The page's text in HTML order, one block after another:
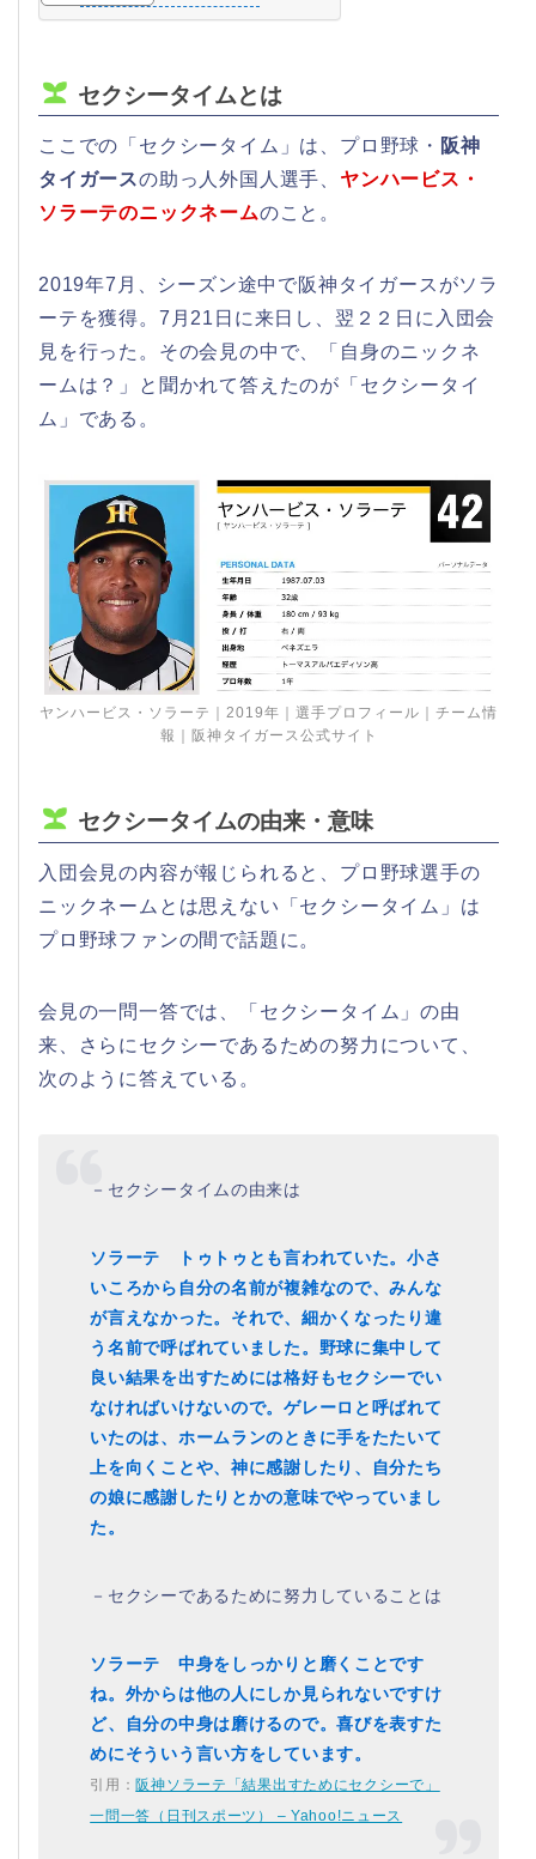
セクシータイムとは
ここでの「セクシータイム」は、プロ野球・ 阪神
タイガースの助っ人外国人選手、 ヤンハービス・
ソラーテのニックネームのこと。
2019年7月、シーズン途中で阪神タイガースがソラ
ーテを獲得。7月21日に来日し、翌２２日に入団会
見を行った。その会見の中で、「自身のニックネ
ームは？」と聞かれて答えたのが「セクシータイ
ム」である。
ヤンハービス・ソラーテ｜2019年｜選手プロフィール｜チーム情
報｜阪神タイガース公式サイト
セクシータイムの由来・意味
入団会見の内容が報じられると、プロ野球選手の
ニックネームとは思えない「セクシータイム」は
プロ野球ファンの間で話題に。
会見の一問一答では、「セクシータイム」の由
来、さらにセクシーであるための努力について、
次のように答えている。
－セクシータイムの由来は
ソラーテ トゥトゥとも言われていた。小さ
いころから自分の名前が複雑なので、みんな
が言えなかった。それで、細かくなったり違
う名前で呼ばれていました。野球に集中して
良い結果を出すためには格好もセクシーでい
なければいけないので。ゲレーロと呼ばれて
いたのは、ホームランのときに手をたたいて
上を向くことや、神に感謝したり、自分たち
の娘に感謝したりとかの意味でやっていまし
た。
－セクシーであるために努力していることは
ソラーテ 中身をしっかりと磨くことです
ね。外からは他の人にしか見られないですけ
ど、自分の中身は磨けるので。喜びを表すた
めにそういう言い方をしています。
引用： 阪神ソラーテ「結果出すためにセクシーで」
一問一答（日刊スポーツ） – Yahoo!ニュース